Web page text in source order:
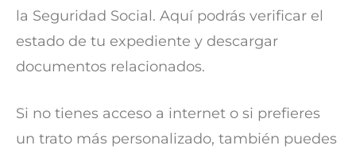
la Seguridad Social. Aquí podrás verificar el
estado de tu expediente y descargar
documentos relacionados.
Si no tienes acceso a internet o si prefieres
un trato más personalizado, también puedes